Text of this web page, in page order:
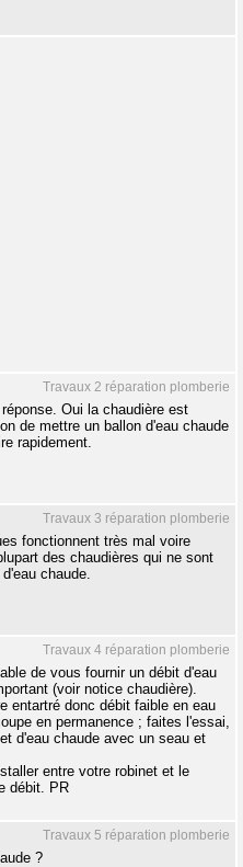
Travaux 2 réparation plomberie
Oui la chaudière est
de mettre un ballon d'eau chaude
rapidement.
Travaux 3 réparation plomberie
fonctionnent très mal voire
des chaudières qui ne sont
chaude.
Travaux 4 réparation plomberie
de vous fournir un débit d'eau
(voir notice chaudière).
entartré donc débit faible en eau
en permanence ; faites l'essai,
d'eau chaude avec un seau et
entre votre robinet et le
débit. PR
Travaux 5 réparation plomberie
?